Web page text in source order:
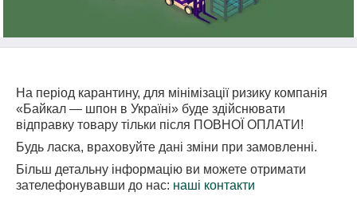
На період карантину, для мінімізації ризику компанія
«Байкал — шпон в Україні» буде здійснювати
відправку товару тільки після ПОВНОЇ ОПЛАТИ!
Будь ласка, враховуйте дані зміни при замовленні.
Більш детальну інформацію ви можете отримати
зателефонувавши до нас: наші контакти